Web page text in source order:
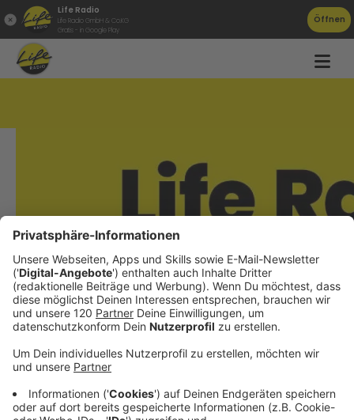
Life Radio
Life Radio GmbH & Co.KG
Gratis - in Google Play
Öffnen